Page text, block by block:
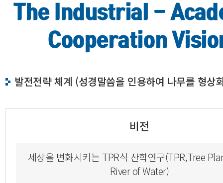
The Industrial -
Cooperation
발전전략 체계 (성경말씀을 인용하여 나무를 형상
비전
세상을 변화시키는 TPR식 산학연구(TPR,Tree
River of Water)